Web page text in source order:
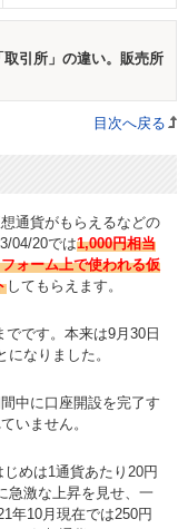
引所」の違い。販売所
目次へ戻る
通貨がもらえるなどの
04/20では1,000円相当
ォーム上で使われる仮
してもらえます。
です。本来は9月30日
なりました。
中に口座開設を完了す
いません。
めは1通貨あたり20円
急激な上昇を見せ、一
年10月現在では250円